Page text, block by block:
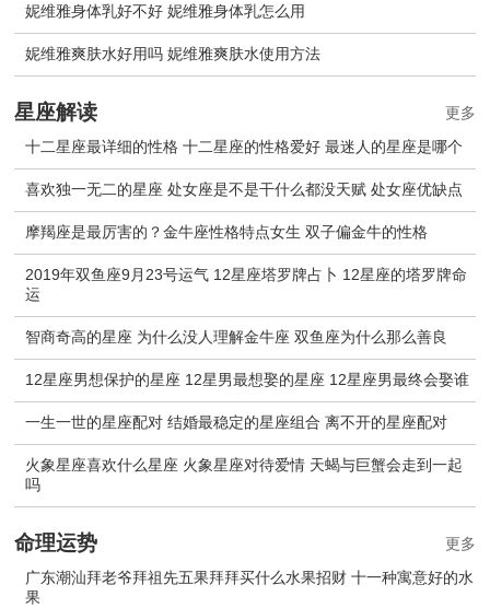
妮维雅身体乳好不好 妮维雅身体乳怎么用
妮维雅爽肤水好用吗 妮维雅爽肤水使用方法
星座解读
十二星座最详细的性格 十二星座的性格爱好 最迷人的星座是哪个
喜欢独一无二的星座 处女座是不是干什么都没天赋 处女座优缺点
摩羯座是最厉害的？金牛座性格特点女生 双子偏金牛的性格
2019年双鱼座9月23号运气 12星座塔罗牌占卜 12星座的塔罗牌命
运
智商奇高的星座 为什么没人理解金牛座 双鱼座为什么那么善良
12星座男想保护的星座 12星男最想娶的星座 12星座男最终会娶谁
一生一世的星座配对 结婚最稳定的星座组合 离不开的星座配对
火象星座喜欢什么星座 火象星座对待爱情 天蝎与巨蟹会走到一起
吗
更多
命理运势
广东潮汕拜老爷拜祖先五果拜拜买什么水果招财 十一种寓意好的水
果
更多